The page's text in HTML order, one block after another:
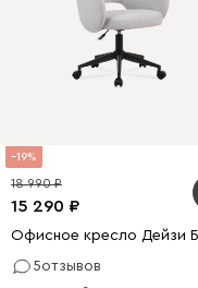
19
15 290
18 990
Офисное кресло Дейзи
5отзывов